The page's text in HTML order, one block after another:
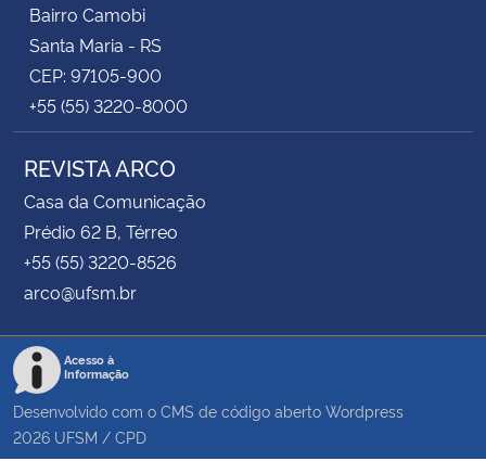
Bairro Camobi
Santa Maria - RS
CEP: 97105-900
+55 (55) 3220-8000
REVISTA ARCO
Casa da Comunicação
Prédio 62 B, Térreo
+55 (55) 3220-8526
arco@ufsm.br
Acesso à
Informação
Desenvolvido com o CMS de código aberto Wordpress
2026 UFSM / CPD